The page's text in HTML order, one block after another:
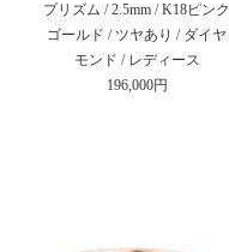
プリズム / 2.5mm / K18ピンク
ゴールド / ツヤあり / ダイヤ
モンド / レディース
196,000円